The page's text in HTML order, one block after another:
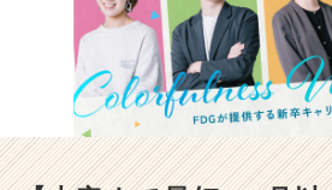
ま
で
最
短
1
ヶ